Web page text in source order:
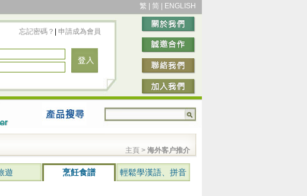
繁 简 ENGLISH
忘記密碼？ 申請成為會員
主頁 > 海外客户推介
遊 烹飪食譜
輕鬆學漢語、拼音